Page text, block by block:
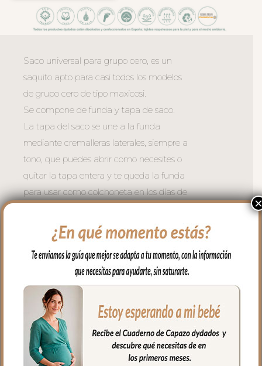
Saco universal para grupo cero, es un
saquito apto para casi todos los modelos
de grupo cero de tipo maxicosi.
Se compone de funda y tapa de saco.
La tapa del saco se une a la funda
mediante cremalleras laterales, siempre a
tono, que puedes abrir como necesites o
quitar la tapa entera y te queda la funda
para usar como colchoneta en los días de
Para el tejido de la funda puedes elegir
en piqué de algodón o en pelo corto liso.
Con un relleno de micro fibra hueca para
mayor confort del bebé y muy buena
transpirabilidad. Por el revés un tejido
rejilla 3D para una mejor ventilación.
Ojales en respaldo y culete para la salida
de arneses. Traseras ajustadas con goma
en la parte superior y en la inferior para
×